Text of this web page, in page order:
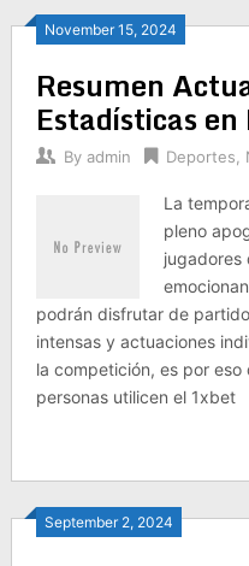
November 15, 2024
Resumen
Estadísticas
By admin Deportes
La
pleno
jugadores
podrán disfrutar de
intensas y actuaciones
la competición, es por
personas utilicen el 1xbet
September 2, 2024